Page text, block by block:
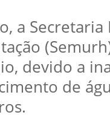
a
devido a
de